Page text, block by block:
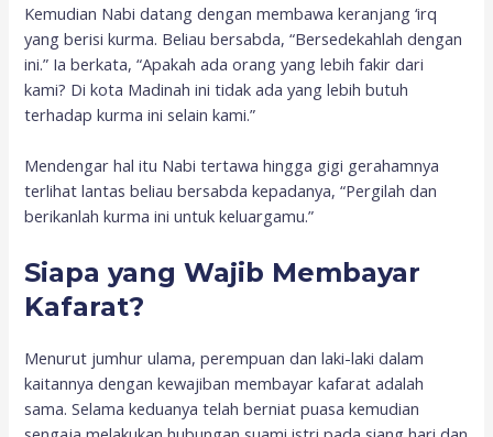
Kemudian Nabi datang dengan membawa keranjang ‘irq
yang berisi kurma. Beliau bersabda, “Bersedekahlah dengan
ini.” Ia berkata, “Apakah ada orang yang lebih fakir dari
kami? Di kota Madinah ini tidak ada yang lebih butuh
terhadap kurma ini selain kami.”
Mendengar hal itu Nabi tertawa hingga gigi gerahamnya
terlihat lantas beliau bersabda kepadanya, “Pergilah dan
berikanlah kurma ini untuk keluargamu.”
Siapa yang Wajib Membayar
Kafarat?
Menurut jumhur ulama, perempuan dan laki-laki dalam
kaitannya dengan kewajiban membayar kafarat adalah
sama. Selama keduanya telah berniat puasa kemudian